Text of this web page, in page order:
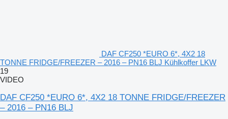
DAF CF250 *EURO 6*, 4X2 18
TONNE FRIDGE/FREEZER – 2016 – PN16 BLJ Kühlkoffer LKW
19
VIDEO
DAF CF250 *EURO 6*, 4X2 18 TONNE FRIDGE/FREEZER
– 2016 – PN16 BLJ